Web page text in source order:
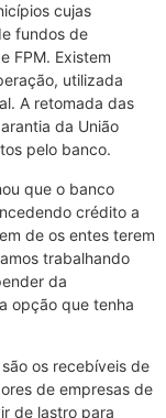
cujas
fundos de
FPM. Existem
utilizada
A retomada das
da União
pelo banco.
que o banco
crédito a
de os entes terem
trabalhando
da
opção que tenha
os recebíveis de
de empresas de
de lastro para